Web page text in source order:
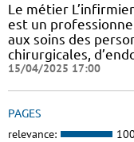
Le métier
est un
aux soins des
chirurgicales,
15/04/2025 17:00
PAGES
relevance: